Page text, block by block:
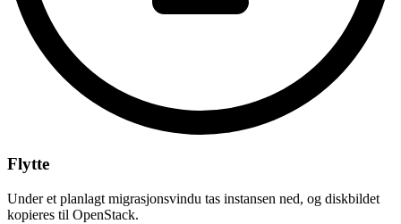
Flytte
Under et planlagt migrasjonsvindu tas instansen ned, og diskbildet
kopieres til OpenStack.